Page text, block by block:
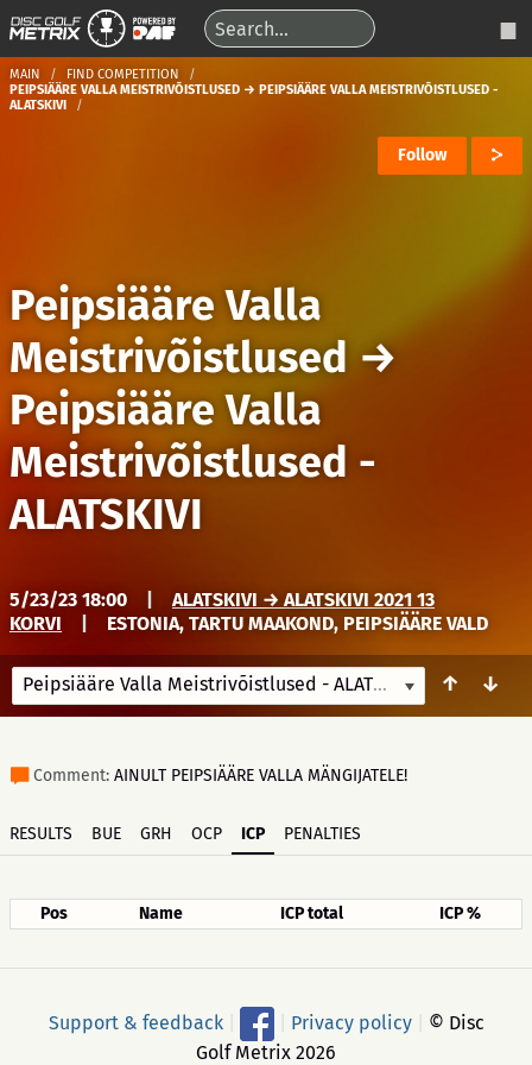
MAIN
FIND COMPETITION
PEIPSIÄÄRE VALLA MEISTRIVÕISTLUSED → PEIPSIÄÄRE VALLA MEISTRIVÕISTLUSED -
ALATSKIVI
Follow
Peipsiääre Valla
Meistrivõistlused→
Peipsiääre Valla
Meistrivõistlused -
ALATSKIVI
5/23/23 18:00
ALATSKIVI → ALATSKIVI 2021 13
KORVI
ESTONIA, TARTU MAAKOND, PEIPSIÄÄRE VALD
Peipsiääre Valla Meistrivõistlused - ALATSKIVI 5/23/23
↑ ↓
Comment: AINULT PEIPSIÄÄRE VALLA MÄNGIJATELE!
RESULTS BUE GRH OCP ICP PENALTIES
Pos Name ICP total ICP %
Support & feedback Privacy policy
© Disc
Golf Metrix 2026